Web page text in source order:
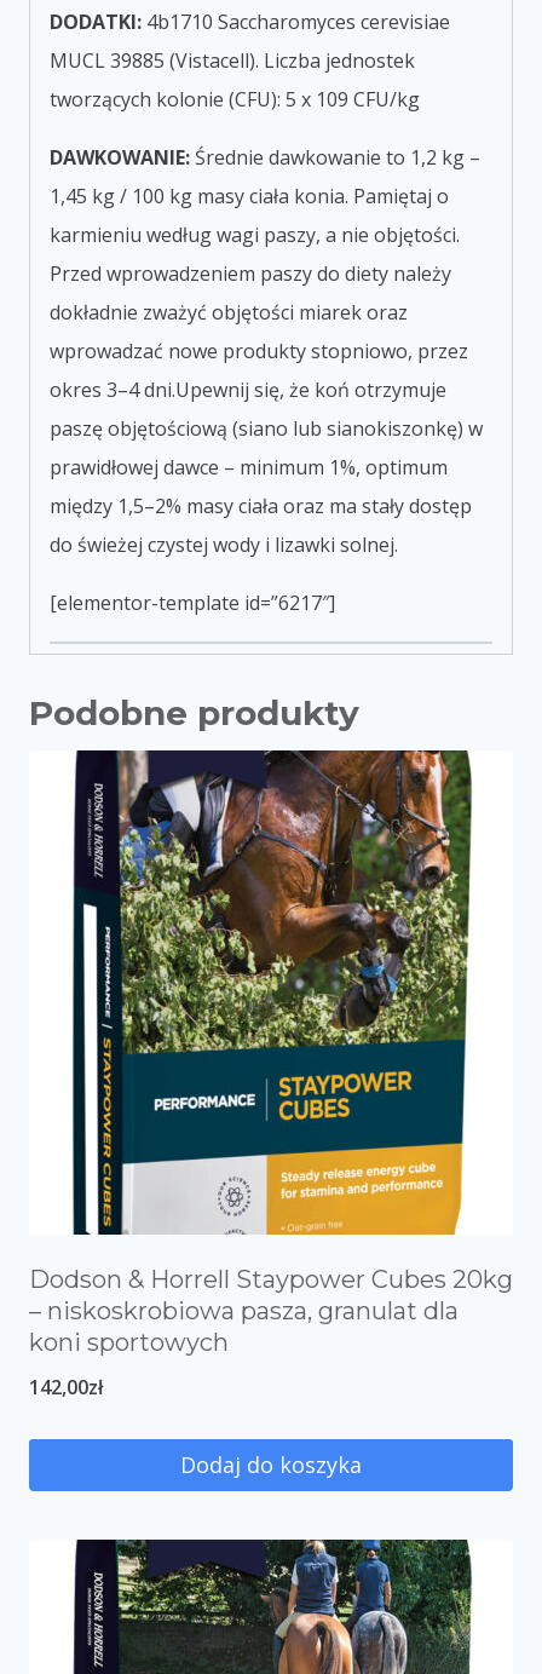
DODATKI: 4b1710 Saccharomyces cerevisiae
MUCL 39885 (Vistacell). Liczba jednostek
tworzących kolonie (CFU): 5 x 109 CFU/kg
DAWKOWANIE: Średnie dawkowanie to 1,2 kg –
1,45 kg / 100 kg masy ciała konia. Pamiętaj o
karmieniu według wagi paszy, a nie objętości.
Przed wprowadzeniem paszy do diety należy
dokładnie zważyć objętości miarek oraz
wprowadzać nowe produkty stopniowo, przez
okres 3–4 dni.Upewnij się, że koń otrzymuje
paszę objętościową (siano lub sianokiszonkę) w
prawidłowej dawce – minimum 1%, optimum
między 1,5–2% masy ciała oraz ma stały dostęp
do świeżej czystej wody i lizawki solnej.
[elementor-template id=”6217″]
Podobne produkty
Dodson & Horrell Staypower Cubes 20kg
– niskoskrobiowa pasza, granulat dla
koni sportowych
142,00zł
Dodaj do koszyka